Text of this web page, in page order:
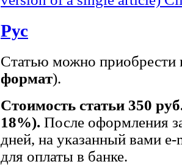
Рус
Статью можно приобрести
формат).
Стоимость статьи 350
18%). После оформления
дней, на указанный вами
для оплаты в банке.